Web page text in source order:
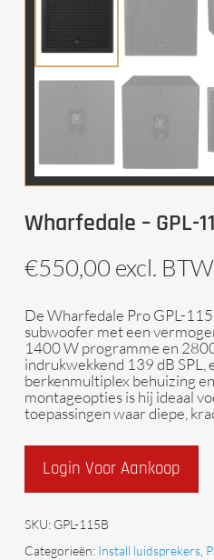
Wharfedale – GPL-
€550,00 excl. BTW
DeWharfedale Pro GPL-
subwoofer met een
1400 W programme en
indrukwekkend 139 dB SPL,
berkenmultiplex behuizing
montageopties is hij ideaal
toepassingen waar diepe,
Login Voor Aankoop
SKU: GPL-115B
Categorieën: Install luidsprekers,